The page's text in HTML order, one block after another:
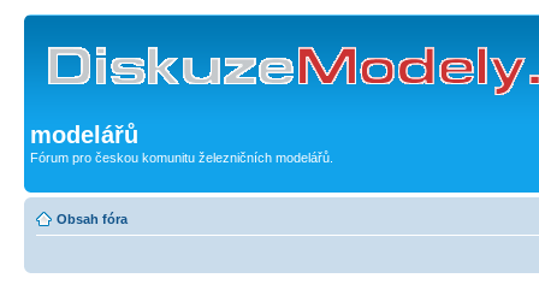
modelářů
Fórum pro českou komunitu železničních modelářů.
Obsah fóra